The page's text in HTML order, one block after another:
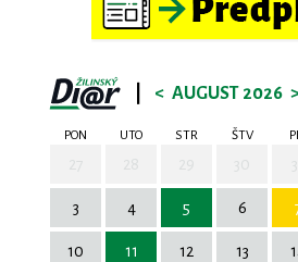
< AUGUST 2026 >
PON UTO STR ŠTV
3 4 5 6
10 11 12 13